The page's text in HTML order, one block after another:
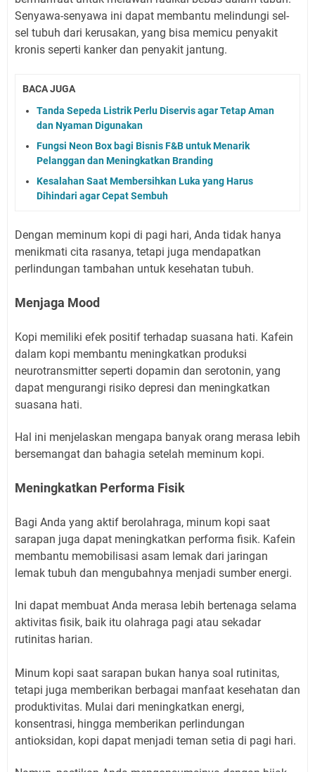
Senyawa-senyawa ini dapat membantu melindungi sel-
sel tubuh dari kerusakan, yang bisa memicu penyakit
kronis seperti kanker dan penyakit jantung.
BACA JUGA
Tanda Sepeda Listrik Perlu Diservis agar Tetap Aman
dan Nyaman Digunakan
Fungsi Neon Box bagi Bisnis F&B untuk Menarik
Pelanggan dan Meningkatkan Branding
Kesalahan Saat Membersihkan Luka yang Harus
Dihindari agar Cepat Sembuh
Dengan meminum kopi di pagi hari, Anda tidak hanya
menikmati cita rasanya, tetapi juga mendapatkan
perlindungan tambahan untuk kesehatan tubuh.
Menjaga Mood
Kopi memiliki efek positif terhadap suasana hati. Kafein
dalam kopi membantu meningkatkan produksi
neurotransmitter seperti dopamin dan serotonin, yang
dapat mengurangi risiko depresi dan meningkatkan
suasana hati.
Hal ini menjelaskan mengapa banyak orang merasa lebih
bersemangat dan bahagia setelah meminum kopi.
Meningkatkan Performa Fisik
Bagi Anda yang aktif berolahraga, minum kopi saat
sarapan juga dapat meningkatkan performa fisik. Kafein
membantu memobilisasi asam lemak dari jaringan
lemak tubuh dan mengubahnya menjadi sumber energi.
Ini dapat membuat Anda merasa lebih bertenaga selama
aktivitas fisik, baik itu olahraga pagi atau sekadar
rutinitas harian.
Minum kopi saat sarapan bukan hanya soal rutinitas,
tetapi juga memberikan berbagai manfaat kesehatan dan
produktivitas. Mulai dari meningkatkan energi,
konsentrasi, hingga memberikan perlindungan
antioksidan, kopi dapat menjadi teman setia di pagi hari.